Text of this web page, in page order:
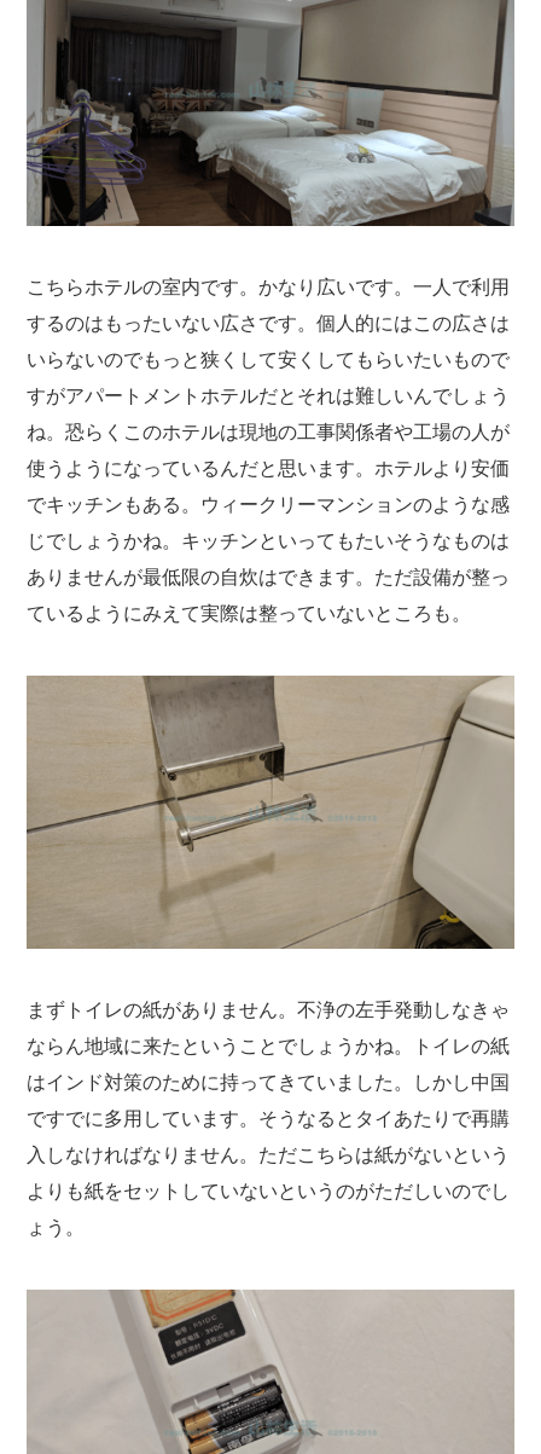
こちらホテルの室内です。かなり広いです。一人で利用
するのはもったいない広さです。個人的にはこの広さは
いらないのでもっと狭くして安くしてもらいたいもので
すがアパートメントホテルだとそれは難しいんでしょう
ね。恐らくこのホテルは現地の工事関係者や工場の人が
使うようになっているんだと思います。ホテルより安価
でキッチンもある。ウィークリーマンションのような感
じでしょうかね。キッチンといってもたいそうなものは
ありませんが最低限の自炊はできます。ただ設備が整っ
ているようにみえて実際は整っていないところも。
まずトイレの紙がありません。不浄の左手発動しなきゃ
ならん地域に来たということでしょうかね。トイレの紙
はインド対策のために持ってきていました。しかし中国
ですでに多用しています。そうなるとタイあたりで再購
入しなければなりません。ただこちらは紙がないという
よりも紙をセットしていないというのがただしいのでし
ょう。